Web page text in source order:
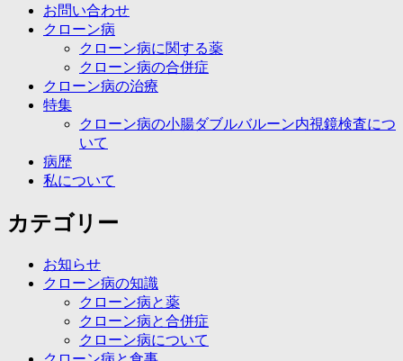
お問い合わせ
クローン病
クローン病に関する薬
クローン病の合併症
クローン病の治療
特集
クローン病の小腸ダブルバルーン内視鏡検査につ
いて
病歴
私について
カテゴリー
お知らせ
クローン病の知識
クローン病と薬
クローン病と合併症
クローン病について